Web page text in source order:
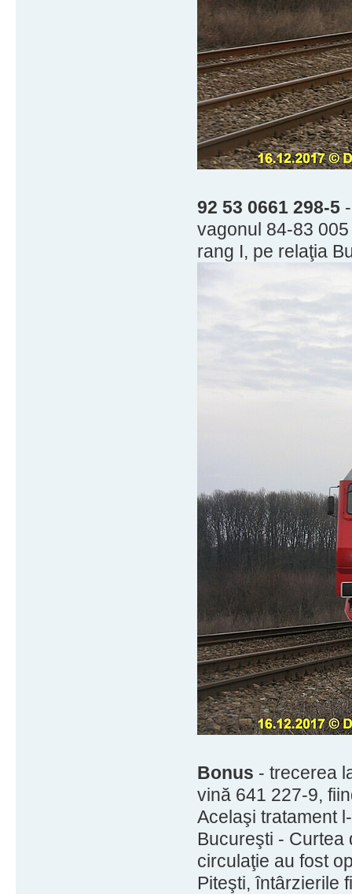
92 53 0661 298-5-
vagonul 84-83
rang I, pe relaţia
Bonus - trecerea
vină 641 227-9,
Acelaşi tratament
Bucureşti - Curtea
circulaţie au fost
Piteşti, întârzierile